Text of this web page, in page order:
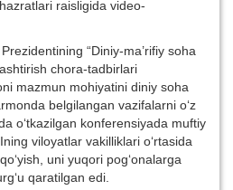
raisligida video-
“Diniy-ma’rifiy soha
chora-tadbirlari
mazmun mohiyatini diniy soha
belgilangan vazifalarni o‘z
o‘tkazilgan konferensiyada muftiy
viloyatlar vakilliklari o‘rtasida
uni yuqori pog‘onalarga
qaratilgan edi.